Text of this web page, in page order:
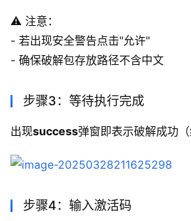
⚠️ 注意：
- 若出现安全警告点击"允许"
- 确保破解包存放路径不含中文
步骤3：等待执行完成
出现success弹窗即表示破解成功（
步骤4：输入激活码